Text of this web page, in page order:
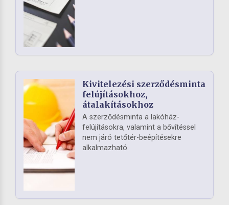
Kivitelezési szerződésminta
felújításokhoz,
átalakításokhoz
A szerződésminta a lakóház-
felújításokra, valamint a bővítéssel
nem járó tetőtér-beépítésekre
alkalmazható.